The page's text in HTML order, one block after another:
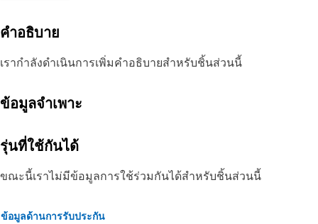
คำอธิบาย
เรากำลังดำเนินการเพิ่มคำอธิบายสำหรับชิ้นส่วนนี้
ข้อมูลจำเพาะ
รุ่นที่ใช้กันได้
ขณะนี้เราไม่มีข้อมูลการใช้ร่วมกันได้สำหรับชิ้นส่วนนี้
ข้อมูลด้านการรับประกัน